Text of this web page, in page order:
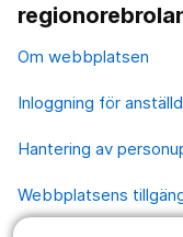
Om webbplatsen
Inloggning för
Hantering av
Webbplatsens